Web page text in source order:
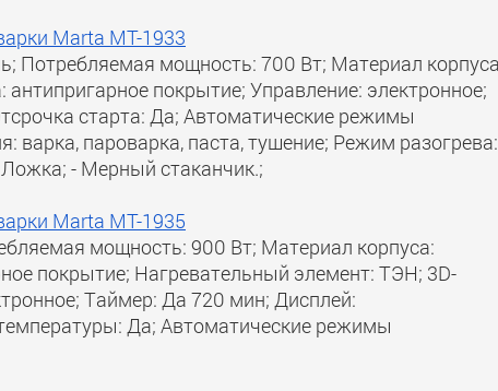
Marta MT-1933
Потребляемая мощность: 700 Вт; Материал
покрытие; Управление: электронное;
старта: Да; Автоматические режимы
варка, пароварка, паста, тушение; Режим разогрева:
- Мерный стаканчик.;
Marta MT-1935
мощность: 900 Вт; Материал корпуса:
покрытие; Нагревательный элемент: ТЭН; 3D-
Таймер: Да 720 мин; Дисплей:
Да; Автоматические режимы